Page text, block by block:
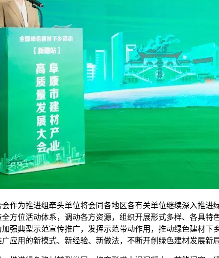
为推进组牵头单位将会同各地区各有关单位继续深入推进
方位活动体系，调动各方资源，组织开展形式多样、各具特
强典型示范宣传推广，发挥示范带动作用，推动绿色建材下
应用的新模式、新经验、新做法，不断开创绿色建材发展新